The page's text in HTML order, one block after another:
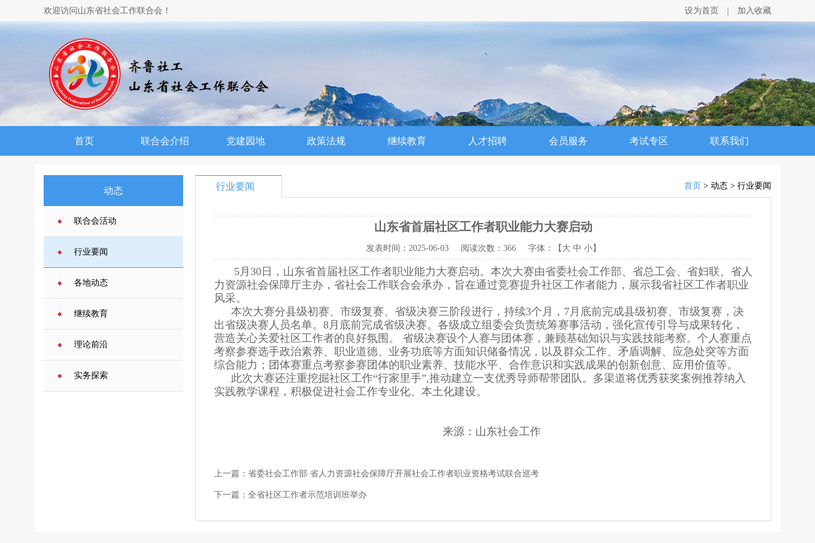
欢迎访问山东省社会工作联合会！ 设为首页 加入收藏
首页 联合会介绍 党建园地 政策法规 继续教育 人才招聘 会员服务 考试专区 联系我们
动态
联合会活动
行业要闻
各地动态
继续教育
理论前沿
实务探索
行业要闻 首页 > 动态 > 行业要闻
山东省首届社区工作者职业能力大赛启动
发表时间： 2025-06-03阅读次数： 366 字体：【 大 中 小】
5月30日，山东省首届社区工作者职业能力大赛启动。本次大赛由省委社会工作部、省总工会、省妇联、省人
力资源社会保障厅主办，省社会工作联合会承办，旨在通过竞赛提升社区工作者能力，展示我省社区工作者职业
风采。
本次大赛分县级初赛、市级复赛、省级决赛三阶段进行，持续3个月，7月底前完成县级初赛、市级复赛，决
出省级决赛人员名单。8月底前完成省级决赛。各级成立组委会负责统筹赛事活动，强化宣传引导与成果转化，
营造关心关爱社区工作者的良好氛围。 省级决赛设个人赛与团体赛，兼顾基础知识与实践技能考察。个人赛重点
考察参赛选手政治素养、职业道德、业务功底等方面知识储备情况，以及群众工作、矛盾调解、应急处突等方面
综合能力；团体赛重点考察参赛团体的职业素养、技能水平、合作意识和实践成果的创新创意、应用价值等。
此次大赛还注重挖掘社区工作“行家里手”,推动建立一支优秀导师帮带团队。多渠道将优秀获奖案例推荐纳入
实践教学课程，积极促进社会工作专业化、本土化建设。
来源：山东社会工作
上一篇： 省委社会工作部 省人力资源社会保障厅开展社会工作者职业资格考试联合巡考
下一篇： 全省社区工作者示范培训班举办